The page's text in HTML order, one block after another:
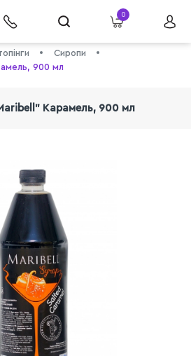
0
Сиропи
900 мл
Карамель, 900 мл